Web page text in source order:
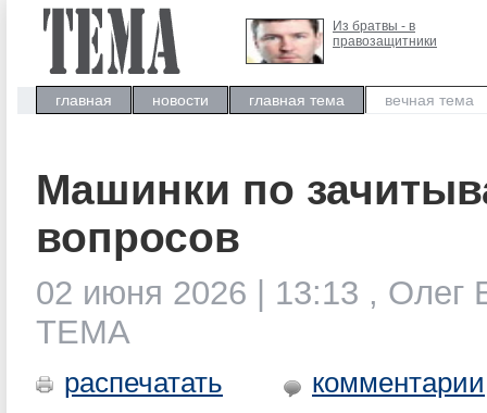
Из братвы - в
правозащитники
главная новости главная тема вечная тема
Машинки по
вопросов
02 июня 2026 | 13:13 , Олег
ТЕМА
распечатать комментарии